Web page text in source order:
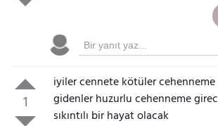
1
iyiler cennete kötüler
gidenler huzurlu cehenneme
sıkıntılı bir hayat olacak